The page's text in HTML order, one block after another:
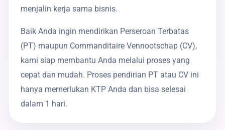
menjalin kerja sama bisnis.
Baik Anda ingin mendirikan Perseroan Terbatas
(PT) maupun Commanditaire Vennootschap (CV),
kami siap membantu Anda melalui proses yang
cepat dan mudah. Proses pendirian PT atau CV ini
hanya memerlukan KTP Anda dan bisa selesai
dalam 1 hari.